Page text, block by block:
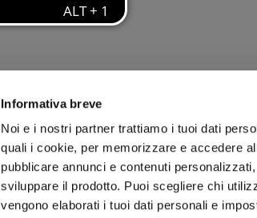
Informativa breve
Noi e i nostri partner trattiamo i tuoi dati
quali i cookie, per memorizzare e accedere
pubblicare annunci e contenuti
sviluppare il prodotto. Puoi scegliere chi
vengono elaborati i tuoi dati personali e